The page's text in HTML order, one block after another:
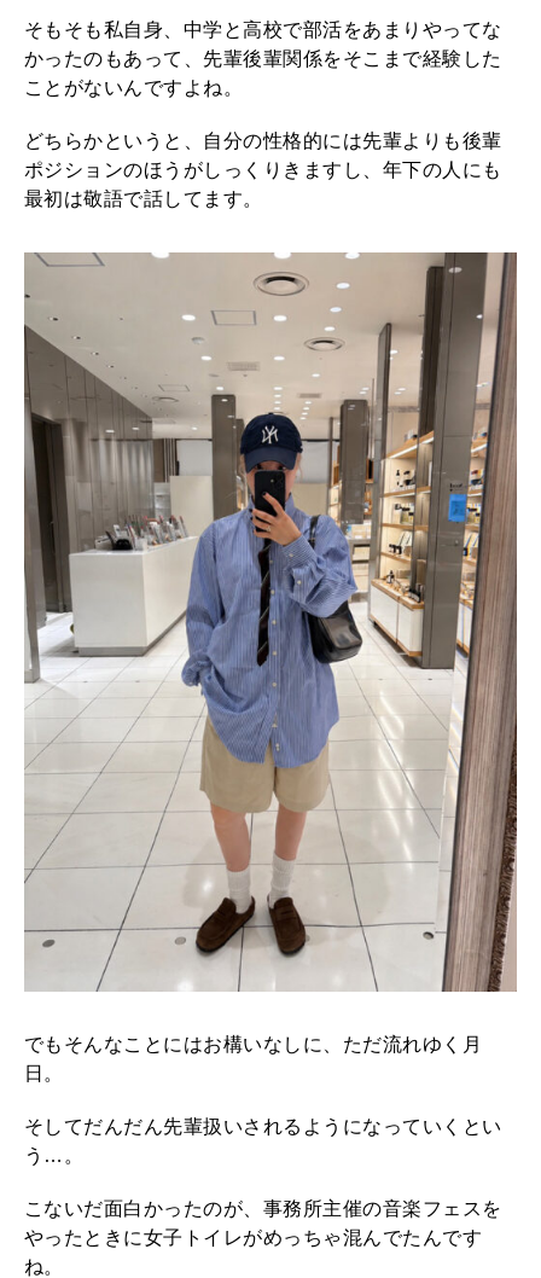
そもそも私自身、中学と高校で部活をあまりやってな
かったのもあって、先輩後輩関係をそこまで経験した
ことがないんですよね。
どちらかというと、自分の性格的には先輩よりも後輩
ポジションのほうがしっくりきますし、年下の人にも
最初は敬語で話してます。
でもそんなことにはお構いなしに、ただ流れゆく月
日。
そしてだんだん先輩扱いされるようになっていくとい
う…。
こないだ面白かったのが、事務所主催の音楽フェスを
やったときに女子トイレがめっちゃ混んでたんです
ね。